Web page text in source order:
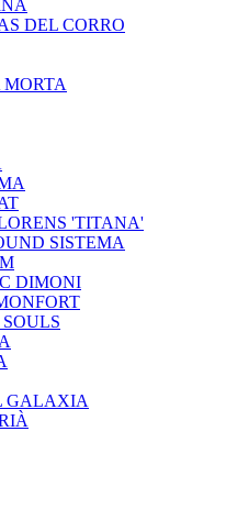
DEL CORRO
'TITANA'
SISTEMA
DIMONI
GALAXIA